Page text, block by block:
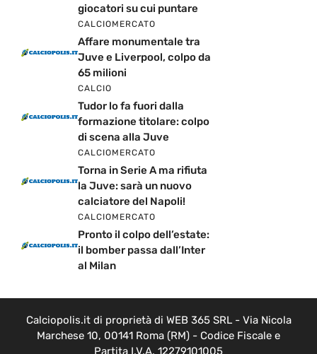
giocatori su cui puntare
CALCIOMERCATO
Affare monumentale tra
Juve e Liverpool, colpo da
65 milioni
CALCIO
Tudor lo fa fuori dalla
formazione titolare: colpo
di scena alla Juve
CALCIOMERCATO
Torna in Serie A ma rifiuta
la Juve: sarà un nuovo
calciatore del Napoli!
CALCIOMERCATO
Pronto il colpo dell’estate:
il bomber passa dall’Inter
al Milan
Calciopolis.it di proprietà di WEB 365 SRL - Via Nicola
Marchese 10, 00141 Roma (RM) - Codice Fiscale e
Partita I.V.A. 12279101005